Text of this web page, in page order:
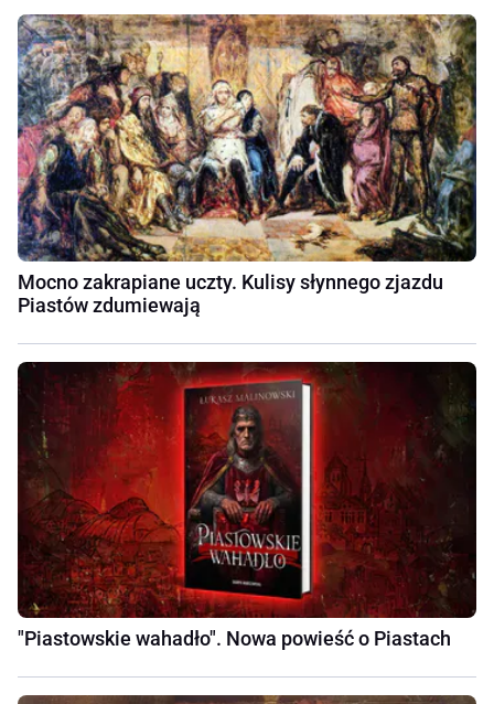
Mocno zakrapiane uczty. Kulisy słynnego zjazdu
Piastów zdumiewają
"Piastowskie wahadło". Nowa powieść o Piastach